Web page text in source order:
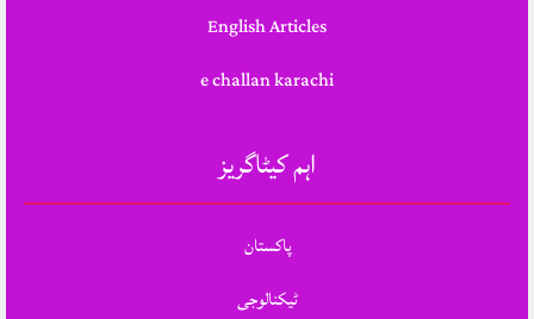
English Articles
e challan karachi
اہم کیٹاگریز
پاکستان
ٹیکنالوجی